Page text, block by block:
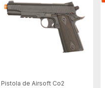
Pistola de Airsoft Co2